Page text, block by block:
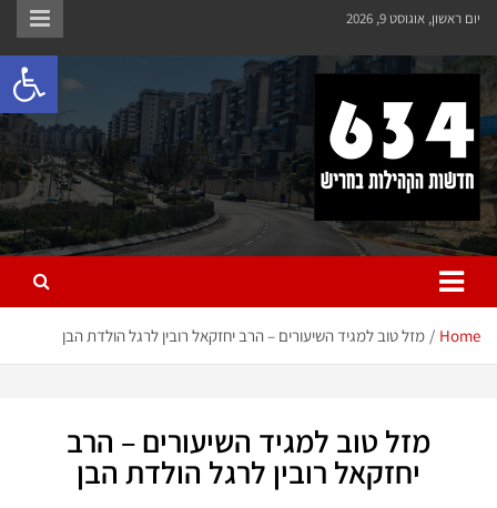
יום ראשון, אוגוסט 9, 2026
חריש 634
חדשות הקהילות בחריש
Home מזל טוב למגיד השיעורים – הרב יחזקאל רובין לרגל הולדת הבן
מזל טוב למגיד השיעורים – הרב
יחזקאל רובין לרגל הולדת הבן